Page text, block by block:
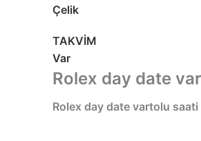
Çelik
TAKVİM
Var
Rolex day date
Rolex day date vartolu